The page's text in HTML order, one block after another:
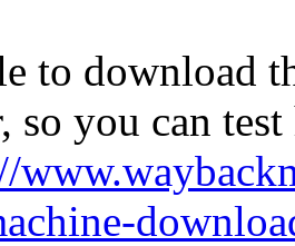
to download
so you can